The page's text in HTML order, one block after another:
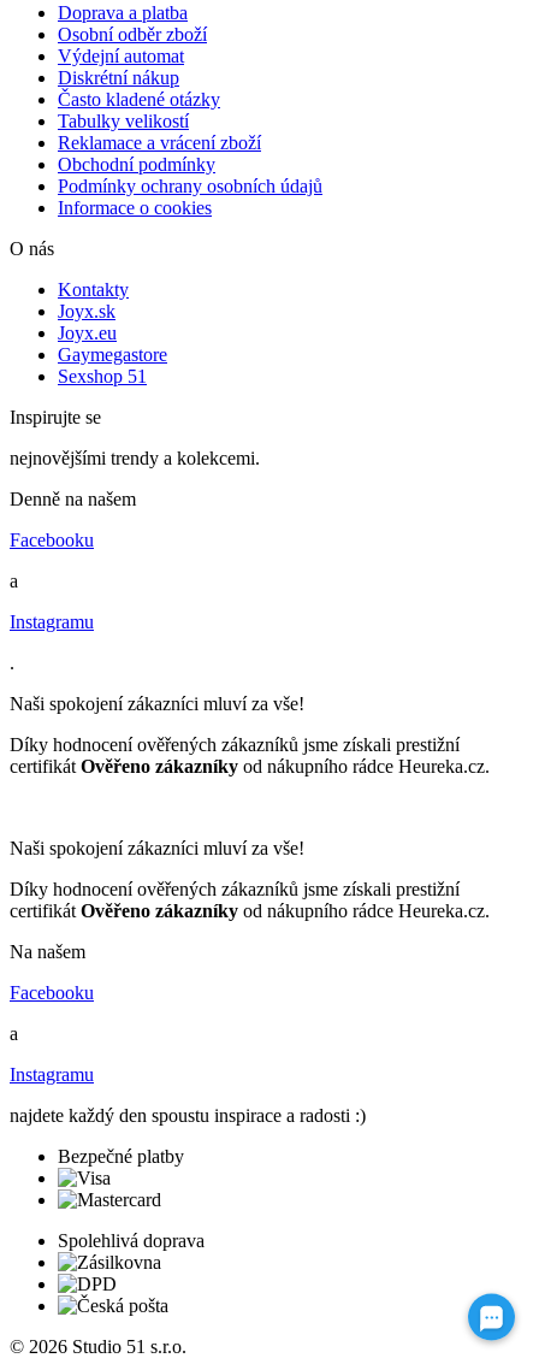
Doprava a platba
Osobní odběr zboží
Výdejní automat
Diskrétní nákup
Často kladené otázky
Tabulky velikostí
Reklamace a vrácení zboží
Obchodní podmínky
Podmínky ochrany osobních údajů
Informace o cookies
O nás
Kontakty
Joyx.sk
Joyx.eu
Gaymegastore
Sexshop 51
Inspirujte se
nejnovějšími trendy a kolekcemi.
Denně na našem
Facebooku
a
Instagramu
.
Naši spokojení zákazníci mluví za vše!
Díky hodnocení ověřených zákazníků jsme získali prestižní
certifikát Ověřeno zákazníky od nákupního rádce Heureka.cz.
Naši spokojení zákazníci mluví za vše!
Díky hodnocení ověřených zákazníků jsme získali prestižní
certifikát Ověřeno zákazníky od nákupního rádce Heureka.cz.
Na našem
Facebooku
a
Instagramu
najdete každý den spoustu inspirace a radosti :)
Bezpečné platby
Spolehlivá doprava
© 2026 Studio 51 s.r.o.